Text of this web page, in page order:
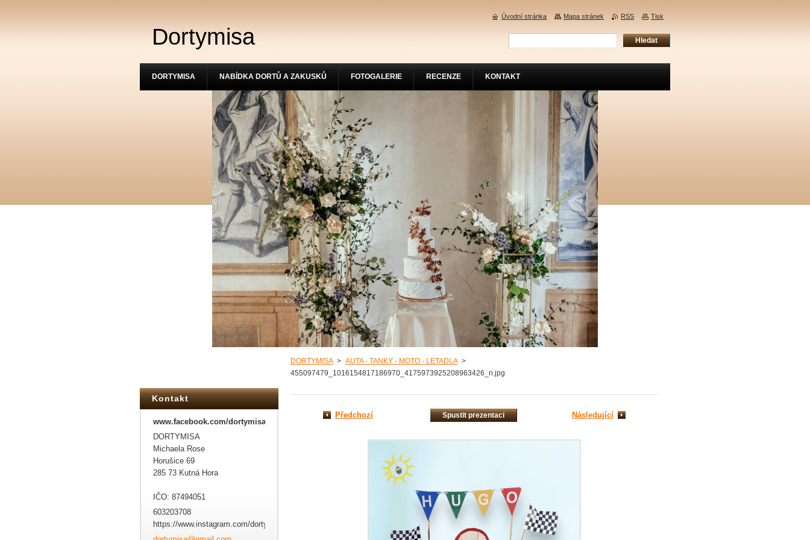
Dortymisa
DORTYMISA > AUTA - TANKY - MOTO - LETADLA >
455097479_1016154817186970_4175973925208963426_n.jpg
Předchozí Spustit prezentaci Následující
Kontakt
www.facebook.com/dortymisa
DORTYMISA
Michaela Rose
Horušice 69
285 73 Kutná Hora
IČO: 87494051
603203708
https://www.instagram.com/dortymisa/
DORTYMISA NABÍDKA DORTŮ A ZAKUSKŮ FOTOGALERIE RECENZE KONTAKT
Úvodní stránka Mapa stránek RSS Tisk